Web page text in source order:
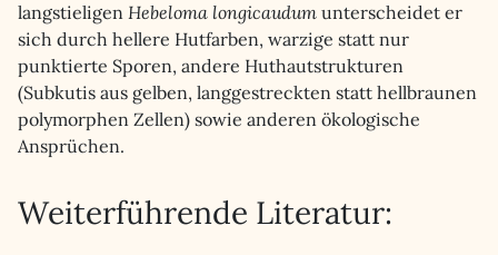
langstieligen Hebeloma longicaudum unterscheidet er
sich durch hellere Hutfarben, warzige statt nur
punktierte Sporen, andere Huthautstrukturen
(Subkutis aus gelben, langgestreckten statt hellbraunen
polymorphen Zellen) sowie anderen ökologische
Ansprüchen.
Weiterführende Literatur: